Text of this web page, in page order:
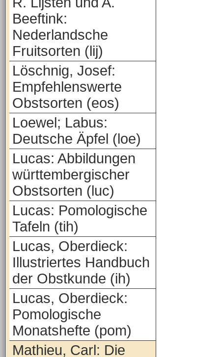
Beeftink:
Nederlandsche
Fruitsorten (lij)
Löschnig, Josef:
Empfehlenswerte
Obstsorten (eos)
Loewel; Labus:
Deutsche Äpfel (loe)
Lucas: Abbildungen
württembergischer
Obstsorten (luc)
Lucas: Pomologische
Tafeln (tih)
Lucas, Oberdieck:
Illustriertes Handbuch
der Obstkunde (ih)
Lucas, Oberdieck:
Pomologische
Monatshefte (pom)
Mathieu, Carl: Die